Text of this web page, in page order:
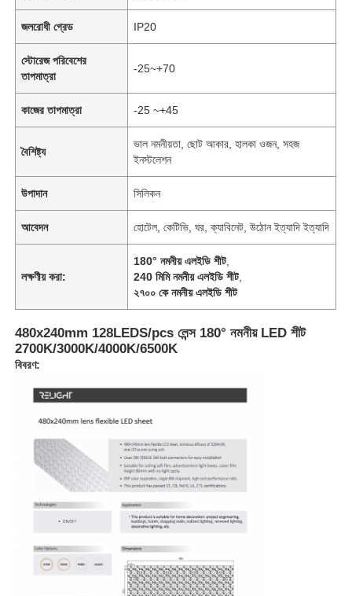
জলরোধী গ্রেড IP20
স্টোরেজ পরিবেশের
তাপমাত্রা
-25~+70
কাজের তাপমাত্রা -25 ~+45
বৈশিষ্ট্য
ভাল নমনীয়তা, ছোট আকার, হালকা ওজন, সহজ
ইনস্টলেশন
উপাদান সিলিকন
আবেদন হোটেল, কেটিভি, ঘর, ক্যাবিনেট, উঠোন ইত্যাদি ইত্যাদি
লক্ষণীয় করা:
180° নমনীয় এলইডি শীট,
240 মিমি নমনীয় এলইডি শীট,
২৭০০ কে নমনীয় এলইডি শীট
480x240mm 128LEDS/pcs লেন্স 180° নমনীয় LED শীট
2700K/3000K/4000K/6500K
বিবরণ: